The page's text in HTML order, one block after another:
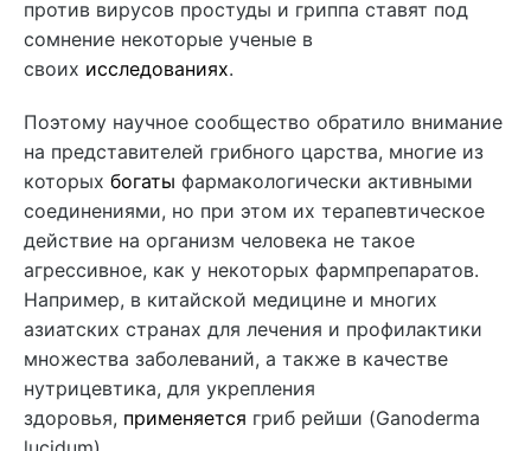
против вирусов простуды и гриппа ставят под
сомнение некоторые ученые в
своих исследованиях.
Поэтому научное сообщество обратило внимание
на представителей грибного царства, многие из
которых богаты фармакологически активными
соединениями, но при этом их терапевтическое
действие на организм человека не такое
агрессивное, как у некоторых фармпрепаратов.
Например, в китайской медицине и многих
азиатских странах для лечения и профилактики
множества заболеваний, а также в качестве
нутрицевтика, для укрепления
здоровья, применяется гриб рейши (Ganoderma